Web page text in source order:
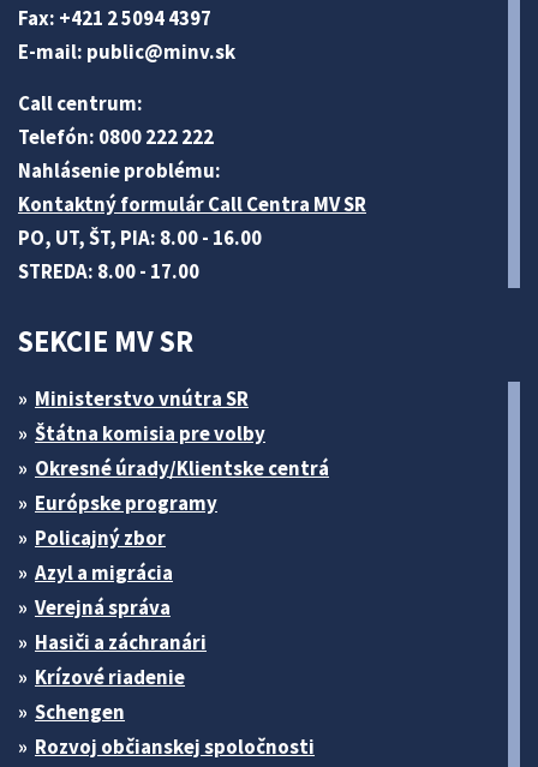
Fax: +421 2 5094 4397
E-mail: public@minv.sk
Call centrum:
Telefón: 0800 222 222
Nahlásenie problému:
Kontaktný formulár Call Centra MV SR
PO, UT, ŠT, PIA: 8.00 - 16.00
STREDA: 8.00 - 17.00
SEKCIE MV SR
Ministerstvo vnútra SR
Štátna komisia pre volby
Okresné úrady/Klientske centrá
Európske programy
Policajný zbor
Azyl a migrácia
Verejná správa
Hasiči a záchranári
Krízové riadenie
Schengen
Rozvoj občianskej spoločnosti